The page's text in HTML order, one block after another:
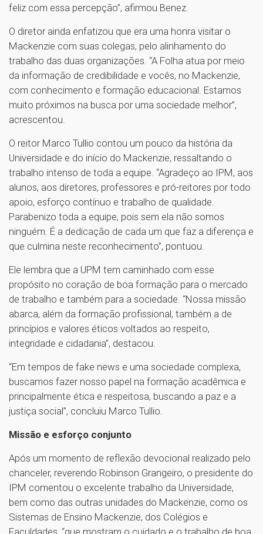
feliz com essa percepção”, afirmou Benez.
O diretor ainda enfatizou que era uma honra visitar o
Mackenzie com suas colegas, pelo alinhamento do
trabalho das duas organizações. “A Folha atua por meio
da informação de credibilidade e vocês, no Mackenzie,
com conhecimento e formação educacional. Estamos
muito próximos na busca por uma sociedade melhor”,
acrescentou.
O reitor Marco Tullio contou um pouco da história da
Universidade e do início do Mackenzie, ressaltando o
trabalho intenso de toda a equipe. “Agradeço ao IPM, aos
alunos, aos diretores, professores e pró-reitores por todo
apoio, esforço contínuo e trabalho de qualidade.
Parabenizo toda a equipe, pois sem ela não somos
ninguém. É a dedicação de cada um que faz a diferença e
que culmina neste reconhecimento”, pontuou.
Ele lembra que a UPM tem caminhado com esse
propósito no coração de boa formação para o mercado
de trabalho e também para a sociedade. “Nossa missão
abarca, além da formação profissional, também a de
princípios e valores éticos voltados ao respeito,
integridade e cidadania”, destacou.
“Em tempos de fake news e uma sociedade complexa,
buscamos fazer nosso papel na formação acadêmica e
principalmente ética e respeitosa, buscando a paz e a
justiça social”, concluiu Marco Tullio.
Missão e esforço conjunto
Após um momento de reflexão devocional realizado pelo
chanceler, reverendo Robinson Grangeiro, o presidente do
IPM comentou o excelente trabalho da Universidade,
bem como das outras unidades do Mackenzie, como os
Sistemas de Ensino Mackenzie, dos Colégios e